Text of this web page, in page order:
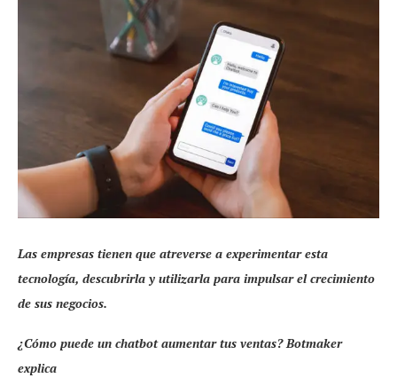
Las empresas tienen que atreverse a experimentar esta
tecnología, descubrirla y utilizarla para impulsar el crecimiento
de sus negocios.
¿Cómo puede un chatbot aumentar tus ventas? Botmaker
explica